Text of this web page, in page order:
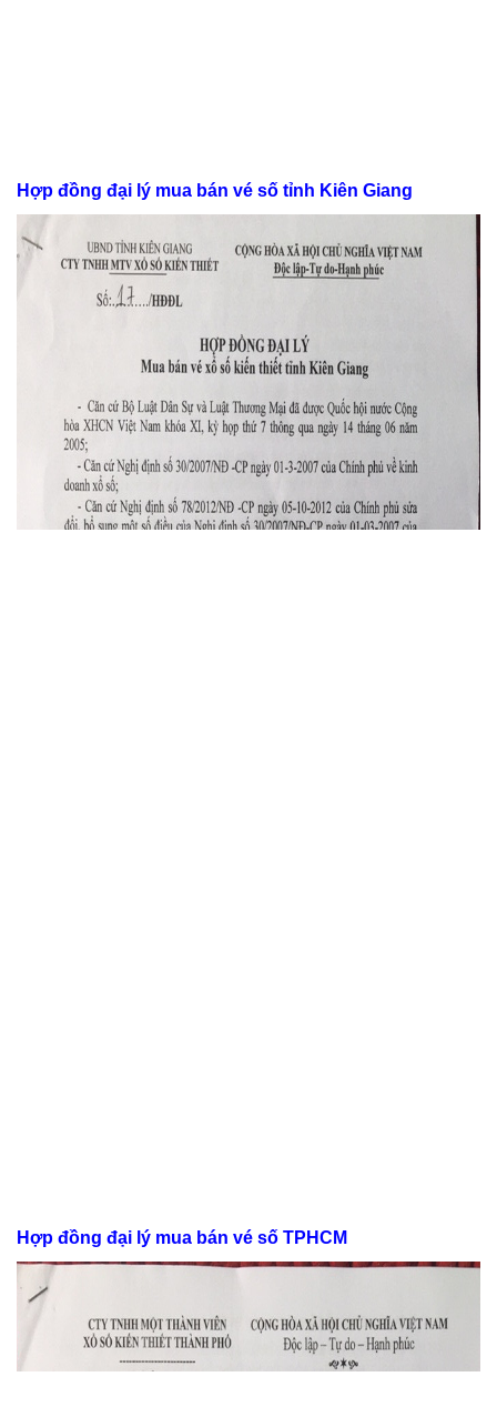
Hợp đồng đại lý mua bán vé số tỉnh Kiên Giang
Hợp đồng đại lý mua bán vé số TPHCM